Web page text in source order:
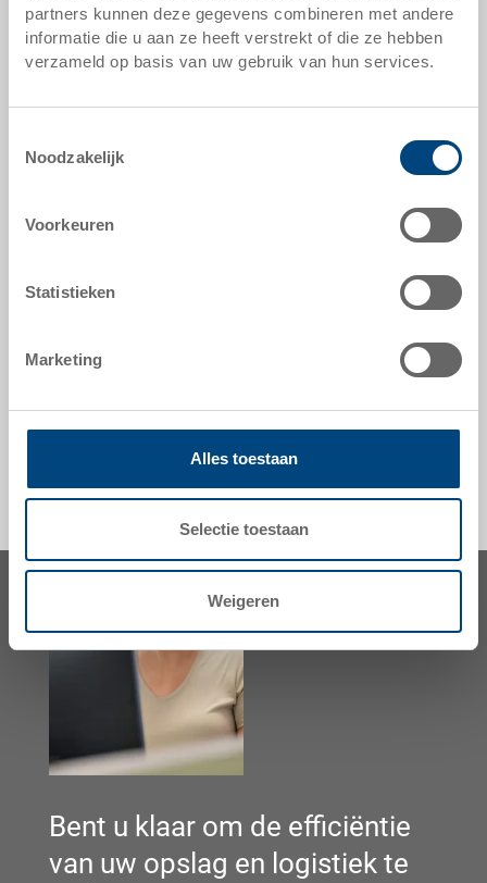
partners kunnen deze gegevens combineren met andere
informatie die u aan ze heeft verstrekt of die ze hebben
verzameld op basis van uw gebruik van hun services.
Noodzakelijk
Voorkeuren
Statistieken
Marketing
Alles toestaan
Selectie toestaan
Weigeren
technische gegevens
Magazijnbak in ESD
hulpmiddelen naar maat - onze specialiteit
veiligheid & bestelling
Bent u klaar om de efficiëntie
van uw opslag en logistiek te